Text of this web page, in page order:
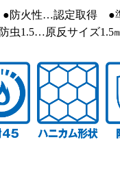
防火性…認定取得 ●
1.5…原反サイズ1.5